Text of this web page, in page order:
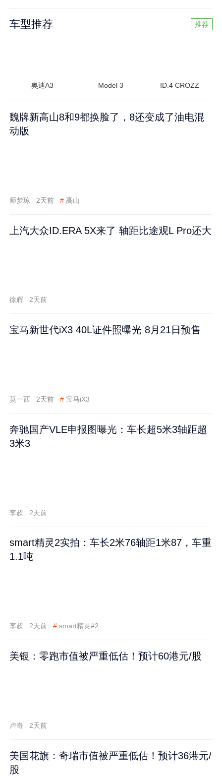
车型推荐 推荐
奥迪A3 Model 3 ID.4 CROZZ
魏牌新高山8和9都换脸了，8还变成了油电混
动版
师梦琼 2天前 # 高山
上汽大众ID.ERA 5X来了 轴距比途观L Pro还大
徐辉 2天前
宝马新世代iX3 40L证件照曝光 8月21日预售
莫一西 2天前 # 宝马iX3
奔驰国产VLE申报图曝光：车长超5米3轴距超
3米3
李超 2天前
smart精灵2实拍：车长2米76轴距1米87，车重
1.1吨
李超 2天前 # smart精灵#2
美银：零跑市值被严重低估！预计60港元/股
卢奇 2天前
美国花旗：奇瑞市值被严重低估！预计36港元/
股